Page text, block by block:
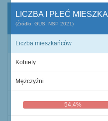
LICZBA I PŁEĆ
(Źródło: GUS, NSP 2021)
Liczba mieszkańców
Kobiety
Mężczyźni
54,4%